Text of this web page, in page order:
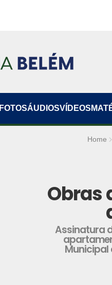
FOTOSÁUDIOSVÍDEOS
Home
Obras
Assinatura
Municipal